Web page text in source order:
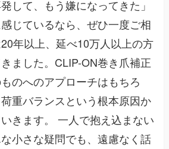
して、もう嫌になってきた」
じているなら、ぜひ一度ご相
年以上、延べ10万人以上の方
ました。CLIP-ON巻き爪補正
のへのアプローチはもちろ
重バランスという根本原因か
きます。 一人で抱え込まない
小さな疑問でも、遠慮なく話